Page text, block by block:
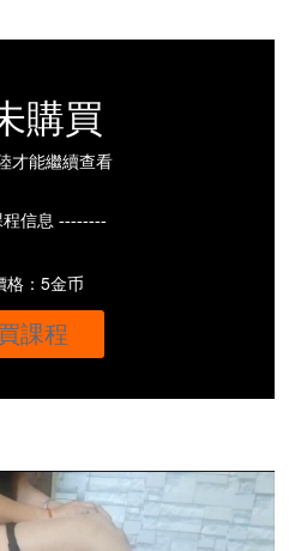
購買
才能繼續查看
信息 --------
格：5金币
課程